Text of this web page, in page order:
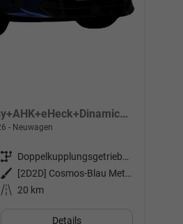
1.5 eTSI DSG Matrix+Kessy+AHK+eHeck+Dinamica+CarPlay+eHeck+GV5
Neuwagen
Getriebe
Doppelkupplungsgetriebe (DSG)
Außenfarbe
[2D2D] Cosmos-Blau Metallic
Kilometerstand 20 km
Details